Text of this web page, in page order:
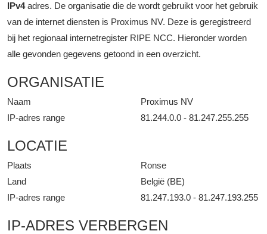
IPv4adres. De organisatie die de wordt gebruikt voor het gebruik
van de internet diensten is Proximus NV. Deze is geregistreerd
bij het regionaal internetregister RIPE NCC. Hieronder worden
alle gevonden gegevens getoond in een overzicht.
ORGANISATIE
Naam
Proximus NV
IP-adres range
81.244.0.0 - 81.247.255.255
LOCATIE
Plaats
Ronse
Land
België (BE)
IP-adres range
81.247.193.0 - 81.247.193.255
IP-ADRES VERBERGEN